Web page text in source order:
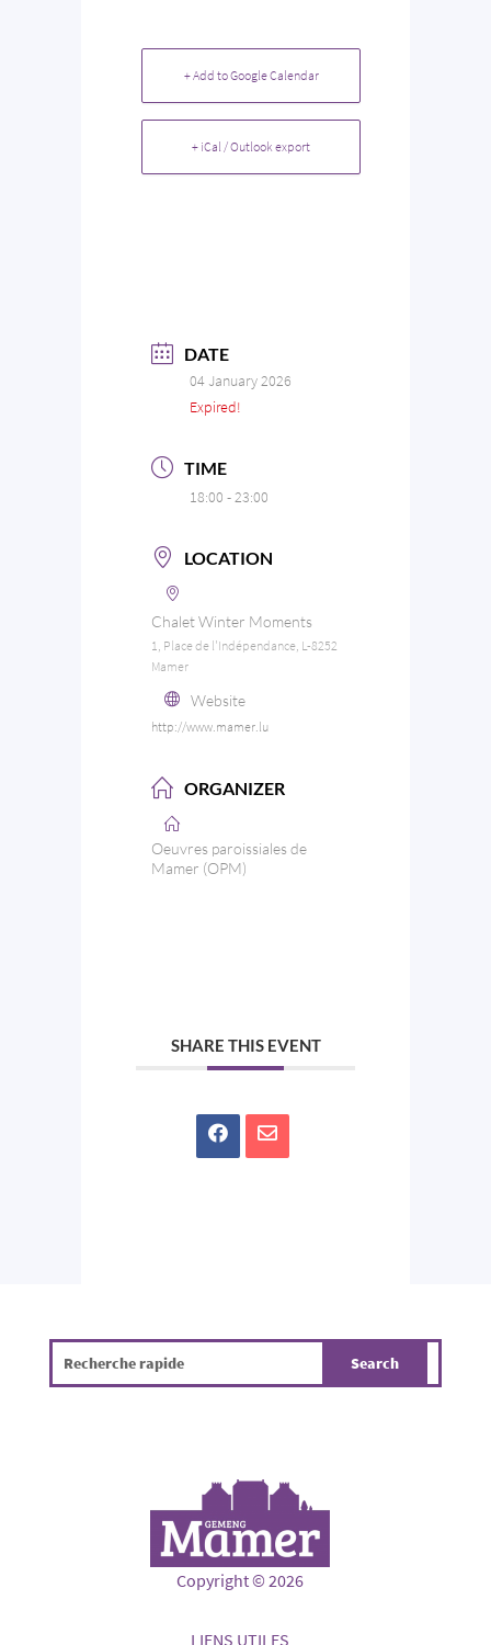
+ Add to Google Calendar
+ iCal / Outlook export
DATE
04 January 2026
Expired!
TIME
18:00 - 23:00
LOCATION
Chalet Winter Moments
1, Place de l'Indépendance, L-8252
Mamer
Website
http://www.mamer.lu
ORGANIZER
Oeuvres paroissiales de
Mamer (OPM)
SHARE THIS EVENT
Copyright © 2026
LIENS UTILES